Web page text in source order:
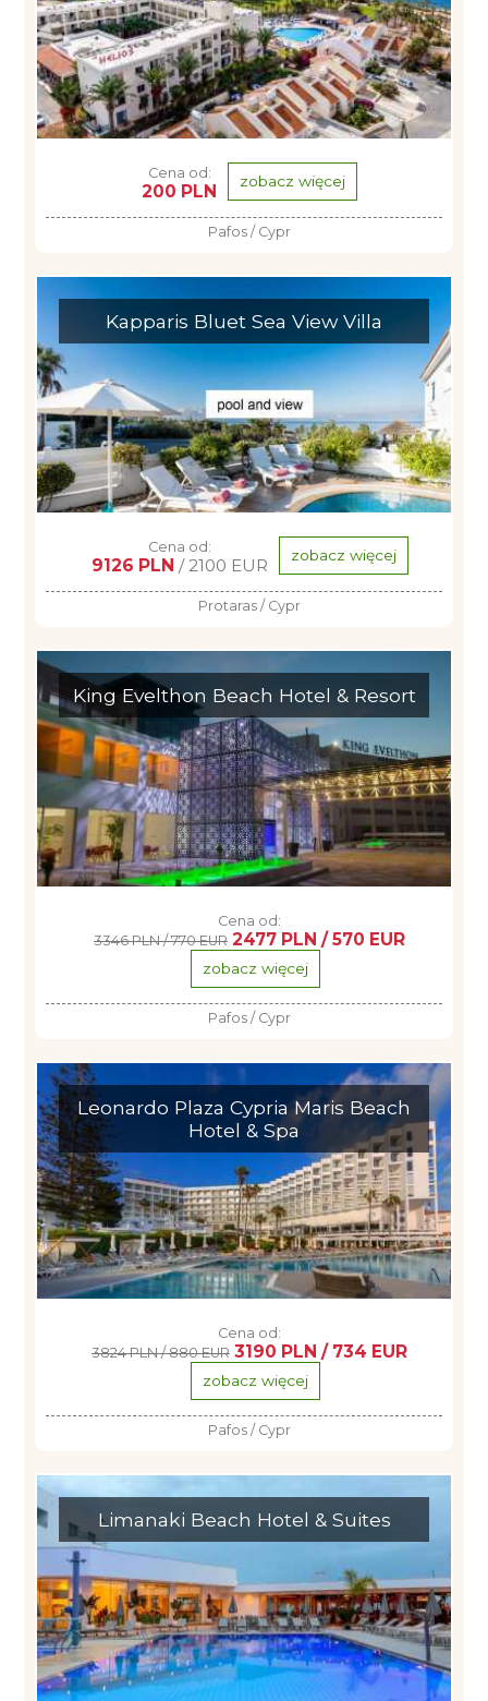
Cena od:
200 PLN zobacz więcej
Pafos / Cypr
Kapparis Bluet Sea View Villa
Cena od:
9126 PLN / 2100 EUR zobacz więcej
Protaras / Cypr
King Evelthon Beach Hotel & Resort
Cena od:
3346 PLN / 770 EUR 2477 PLN / 570 EUR
zobacz więcej
Pafos / Cypr
Leonardo Plaza Cypria Maris Beach
Hotel & Spa
Cena od:
3824 PLN / 880 EUR 3190 PLN / 734 EUR
zobacz więcej
Pafos / Cypr
Limanaki Beach Hotel & Suites